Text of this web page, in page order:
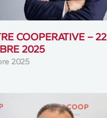
COOPERATIVE – 22
2025
2025